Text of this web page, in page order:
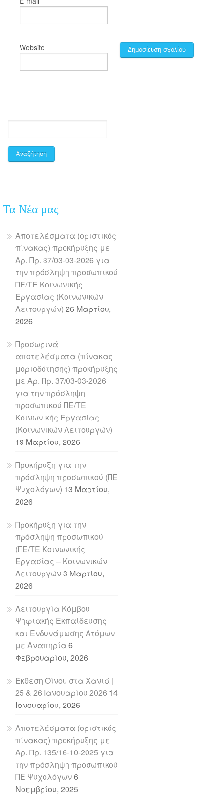
Website
Τα Νέα μας
Αποτελέσματα (οριστικός
πίνακας) προκήρυξης με
Αρ. Πρ. 37/03-03-2026 για
την πρόσληψη προσωπικού
ΠΕ/ΤΕ Κοινωνικής
Εργασίας (Κοινωνικών
Λειτουργών) 26 Μαρτίου,
2026
Προσωρινά
αποτελέσματα (πίνακας
μοριοδότησης) προκήρυξης
με Αρ. Πρ. 37/03-03-2026
για την πρόσληψη
προσωπικού ΠΕ/ΤΕ
Κοινωνικής Εργασίας
(Κοινωνικών Λειτουργών)
19 Μαρτίου, 2026
Προκήρυξη για την
πρόσληψη προσωπικού (ΠΕ
Ψυχολόγων) 13 Μαρτίου,
2026
Προκήρυξη για την
πρόσληψη προσωπικού
(ΠΕ/ΤΕ Κοινωνικής
Εργασίας – Κοινωνικών
Λειτουργών3 Μαρτίου,
2026
Λειτουργία Κόμβου
Ψηφιακής Εκπαίδευσης
και Ενδυνάμωσης Ατόμων
με Αναπηρία 6
Φεβρουαρίου, 2026
Έκθεση Οίνου στα Χανιά |
25 & 26 Ιανουαρίου 2026 14
Ιανουαρίου, 2026
Αποτελέσματα (οριστικός
πίνακας) προκήρυξης με
Αρ. Πρ. 135/16-10-2025 για
την πρόσληψη προσωπικού
ΠΕ Ψυχολόγων6
Νοεμβρίου, 2025